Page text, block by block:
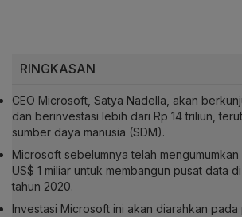
RINGKASAN
CEO Microsoft, Satya Nadella, akan
dan berinvestasi lebih dari Rp 14 triliun,
sumber daya manusia (SDM).
Microsoft sebelumnya telah
US$ 1 miliar untuk membangun pusat data
tahun 2020.
Investasi Microsoft ini akan diarahkan